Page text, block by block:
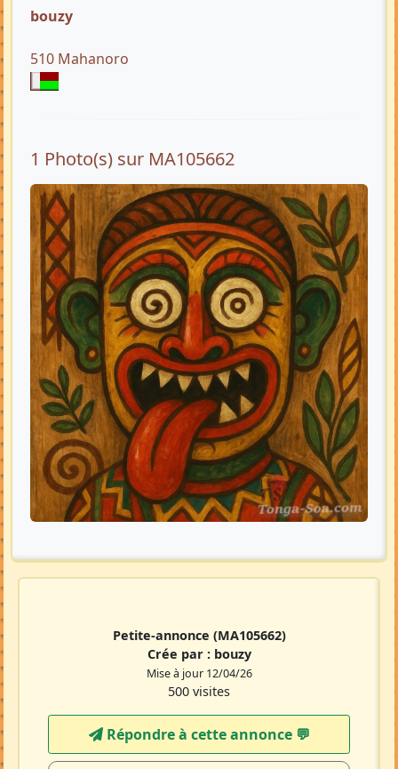
bouzy
510 Mahanoro
1 Photo(s) sur MA105662
Petite-annonce (MA105662)
Crée par : bouzy
Mise à jour 12/04/26
500 visites
Répondre à cette annonce 💬​